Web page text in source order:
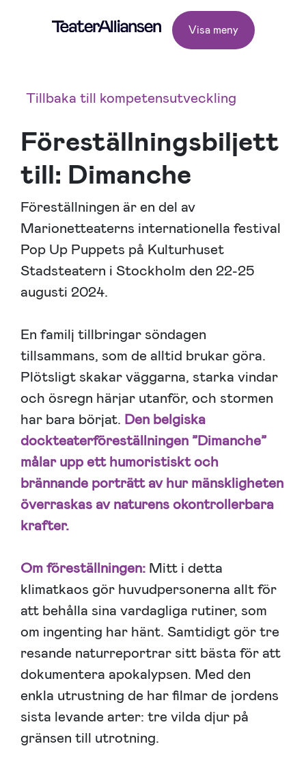
Visa meny
Tillbaka till kompetensutveckling
Föreställningsbiljett
till: Dimanche
Föreställningen är en del av
Marionetteaterns internationella festival
Pop Up Puppets på Kulturhuset
Stadsteatern i Stockholm den 22-25
augusti 2024.
En familj tillbringar söndagen
tillsammans, som de alltid brukar göra.
Plötsligt skakar väggarna, starka vindar
och ösregn härjar utanför, och stormen
har bara börjat. Den belgiska
dockteaterföreställningen ”Dimanche”
målar upp ett humoristiskt och
brännande porträtt av hur mänskligheten
överraskas av naturens okontrollerbara
krafter.
Om föreställningen: Mitt i detta
klimatkaos gör huvudpersonerna allt för
att behålla sina vardagliga rutiner, som
om ingenting har hänt. Samtidigt gör tre
resande naturreportrar sitt bästa för att
dokumentera apokalypsen. Med den
enkla utrustning de har filmar de jordens
sista levande arter: tre vilda djur på
gränsen till utrotning.